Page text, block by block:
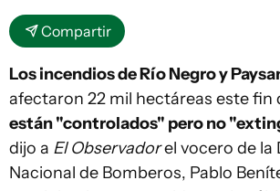
Compartir
Los incendios de Río Negro y
afectaron 22 mil hectáreas este fin
están "controlados" pero no
dijo a El Observadorel vocero de la
Nacional de Bomberos, Pablo